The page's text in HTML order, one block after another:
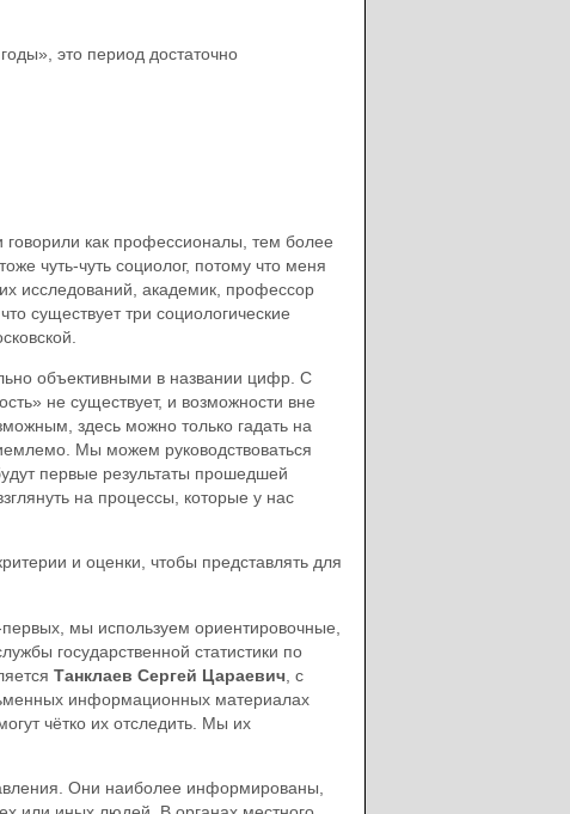
это период достаточно
как профессионалы, тем более
чуть-чуть социолог, потому что меня
исследований, академик, профессор
существует три социологические
объективными в названии цифр. С
не существует, и возможности вне
здесь можно только гадать на
Мы можем руководствоваться
первые результаты прошедшей
на процессы, которые у нас
и оценки, чтобы представлять для
мы используем ориентировочные,
государственной статистики по
Танклаев Сергей Цараевич, с
информационных материалах
чётко их отследить. Мы их
Они наиболее информированы,